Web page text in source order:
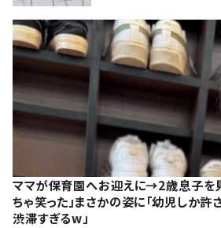
ママが保育園へお迎えに→2歳息子を
ちゃ笑った」まさかの姿に「幼児しか許
渋滞すぎるw」